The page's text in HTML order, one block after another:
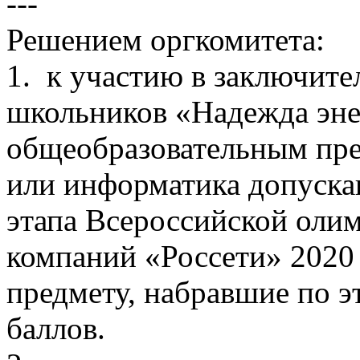
Решением оргкомитета:
1. к участию в
школьников «Надежда
общеобразовательным
или информатика
этапа Всероссийской
компаний «Россети»
предмету, набравшие по
баллов.